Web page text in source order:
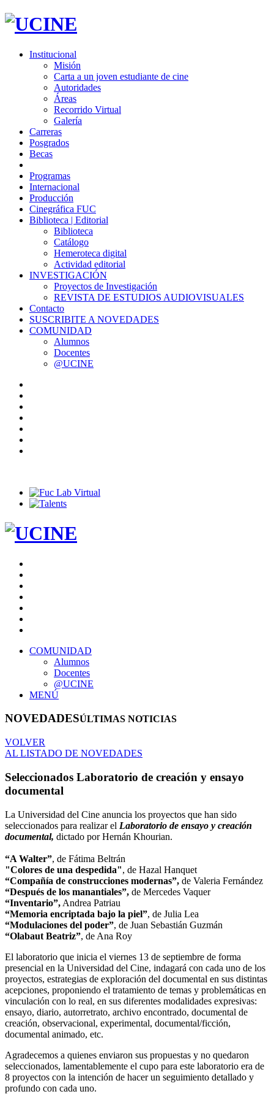
Institucional
Misión
Carta a un joven estudiante de cine
Autoridades
Áreas
Recorrido Virtual
Galería
Carreras
Posgrados
Becas
Programas
Internacional
Producción
Cinegráfica FUC
Biblioteca | Editorial
Biblioteca
Catálogo
Hemeroteca digital
Actividad editorial
INVESTIGACIÓN
Proyectos de Investigación
REVISTA DE ESTUDIOS AUDIOVISUALES
Contacto
SUSCRIBITE A NOVEDADES
COMUNIDAD
Alumnos
Docentes
@UCINE
COMUNIDAD
Alumnos
Docentes
@UCINE
MENÚ
NOVEDADESÚLTIMAS NOTICIAS
VOLVER
AL LISTADO DE NOVEDADES
Seleccionados Laboratorio de creación y ensayo
documental
La Universidad del Cine anuncia los proyectos que han sido
seleccionados para realizar el Laboratorio de ensayo y creación
documental, dictado por Hernán Khourian.
“A Walter”, de Fátima Beltrán
"Colores de una despedida", de Hazal Hanquet
“Compañía de construcciones modernas”, de Valeria Fernández
“Después de los manantiales”, de Mercedes Vaquer
“Inventario”, Andrea Patriau
“Memoria encriptada bajo la piel”, de Julia Lea
“Modulaciones del poder”, de Juan Sebastián Guzmán
“Olabaut Beatriz”, de Ana Roy
El laboratorio que inicia el viernes 13 de septiembre de forma
presencial en la Universidad del Cine, indagará con cada uno de los
proyectos, estrategias de exploración del documental en sus distintas
acepciones, proponiendo el tratamiento de temas y problemáticas en
vinculación con lo real, en sus diferentes modalidades expresivas:
ensayo, diario, autorretrato, archivo encontrado, documental de
creación, observacional, experimental, documental/ficción,
documental animado, etc.
Agradecemos a quienes enviaron sus propuestas y no quedaron
seleccionados, lamentablemente el cupo para este laboratorio era de
8 proyectos con la intención de hacer un seguimiento detallado y
profundo con cada uno.